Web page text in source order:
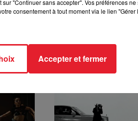
"Continuer sans accepter". Vos préférences
consentement à tout moment via le lien
Accepter et fermer